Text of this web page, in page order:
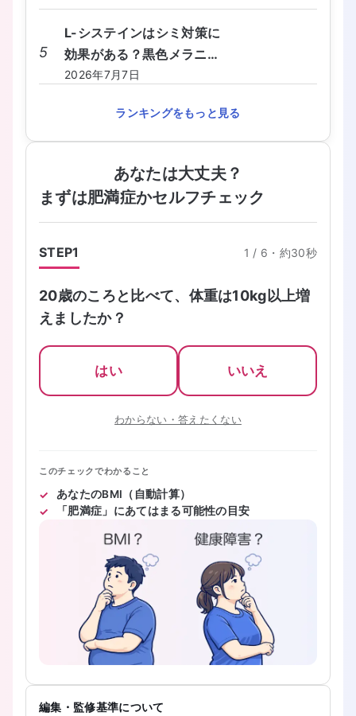
対処法を教えてください。
5
L-システインはシミ対策に
効果がある？黒色メラニン
を抑えるしくみと食事から
2026年7月7日
ランキングをもっと見る
あなたは大丈夫？
まずは肥満症かセルフチェック
STEP1 1 / 6 ・ 約30秒
20歳のころと比べて、体重は10kg以上増
えましたか？
はい いいえ
わからない・答えたくない
このチェックでわかること
あなたのBMI（自動計算）
「肥満症」にあてはまる可能性の目安
編集・監修基準について